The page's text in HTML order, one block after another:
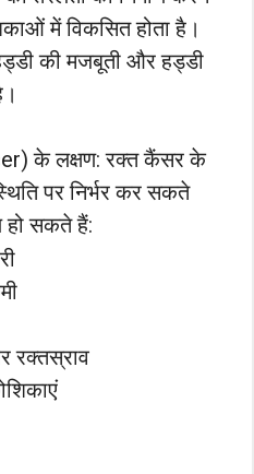
में विकसित होता है।
की मजबूती और हड्डी
के लक्षण: रक्त कैंसर के
पर निर्भर कर सकते
हो सकते हैं:
रक्तस्राव